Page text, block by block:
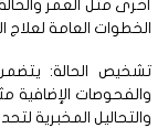
مثل العمر والحالة
العامة لعلاج
الحالة: يتضمن
الإضافية مثل
المخبرية